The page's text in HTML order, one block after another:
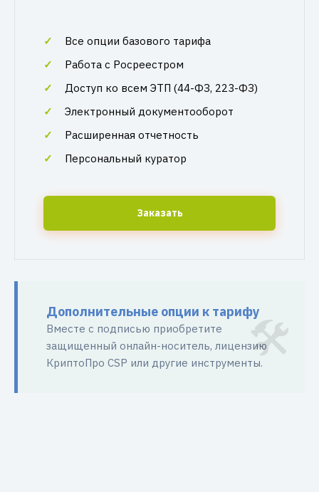
Все опции базового тарифа
Работа с Росреестром
Доступ ко всем ЭТП (44-ФЗ, 223-ФЗ)
Электронный документооборот
Расширенная отчетность
Персональный куратор
Заказать
Дополнительные опции к тарифу
Вместе с подписью приобретите
защищенный онлайн-носитель, лицензию
КриптоПро CSP или другие инструменты.